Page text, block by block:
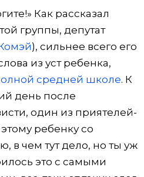
Как рассказал
группы, депутат
), сильнее всего его
из уст ребенка,
средней школе. К
день после
один из приятелей-
ребенку со
в чем тут дело, но ты уж
это с самыми